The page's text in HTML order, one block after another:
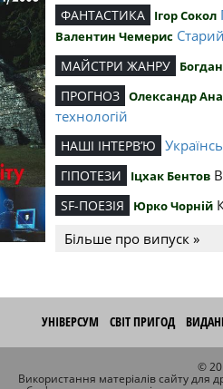
ФАНТАСТИКА Ігор Сокол
Валентин Чемерис
МАЙСТРИ ЖАНРУ
ПРОГНОЗ Олександр
технологій
НАШІ ІНТЕРВ’Ю
ГІПОТЕЗИ Іцхак Бентов
SF-ПОЕЗІЯ Юрко Чорній
Більше про випуск »
УНІВЕРСУМ СВІТ ПРИГОД
©
Використання матеріалів сайту